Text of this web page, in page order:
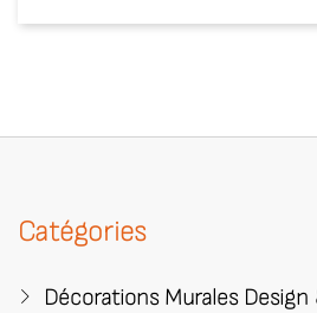
Catégories
Décorations Murales